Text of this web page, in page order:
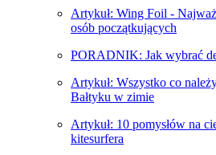
Artykuł: Wing Foil -
osób początkujących
PORADNIK: Jak wybrać
Artykuł: Wszystko co
Bałtyku w zimie
Artykuł: 10 pomysłów na
kitesurfera